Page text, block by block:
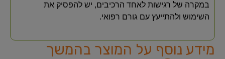
במקרה של רגישות לאחד הרכיבים, יש להפסיק את
השימוש ולהתייעץ עם גורם רפואי.
מידע נוסף על המוצר בהמשך